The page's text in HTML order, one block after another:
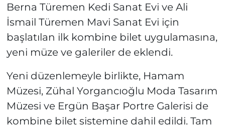
Berna Türemen Kedi Sanat Evi ve Ali
İsmail Türemen Mavi Sanat Evi için
başlatılan ilk kombine bilet uygulamasına,
yeni müze ve galeriler de eklendi.
Yeni düzenlemeyle birlikte, Hamam
Müzesi, Zühal Yorgancıoğlu Moda Tasarım
Müzesi ve Ergün Başar Portre Galerisi de
kombine bilet sistemine dahil edildi. Tam